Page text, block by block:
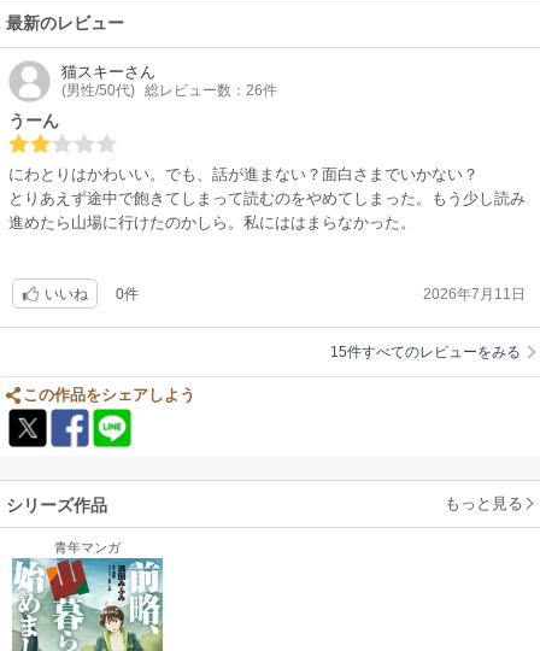
最新のレビュー
猫スキーさん
(男性/50代) 総レビュー数：26件
うーん
にわとりはかわいい。でも、話が進まない？面白さまでいかない？
とりあえず途中で飽きてしまって読むのをやめてしまった。もう少し読み
進めたら山場に行けたのかしら。私にははまらなかった。
いいね 0件 2026年7月11日
15件すべてのレビューをみる
この作品をシェアしよう
シリーズ作品 もっと見る
青年マンガ